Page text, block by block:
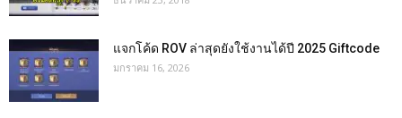
แจกโค้ด ROV ล่าสุดยังใช้งานได้ปี 2025 Giftcode
มกราคม 16, 2026